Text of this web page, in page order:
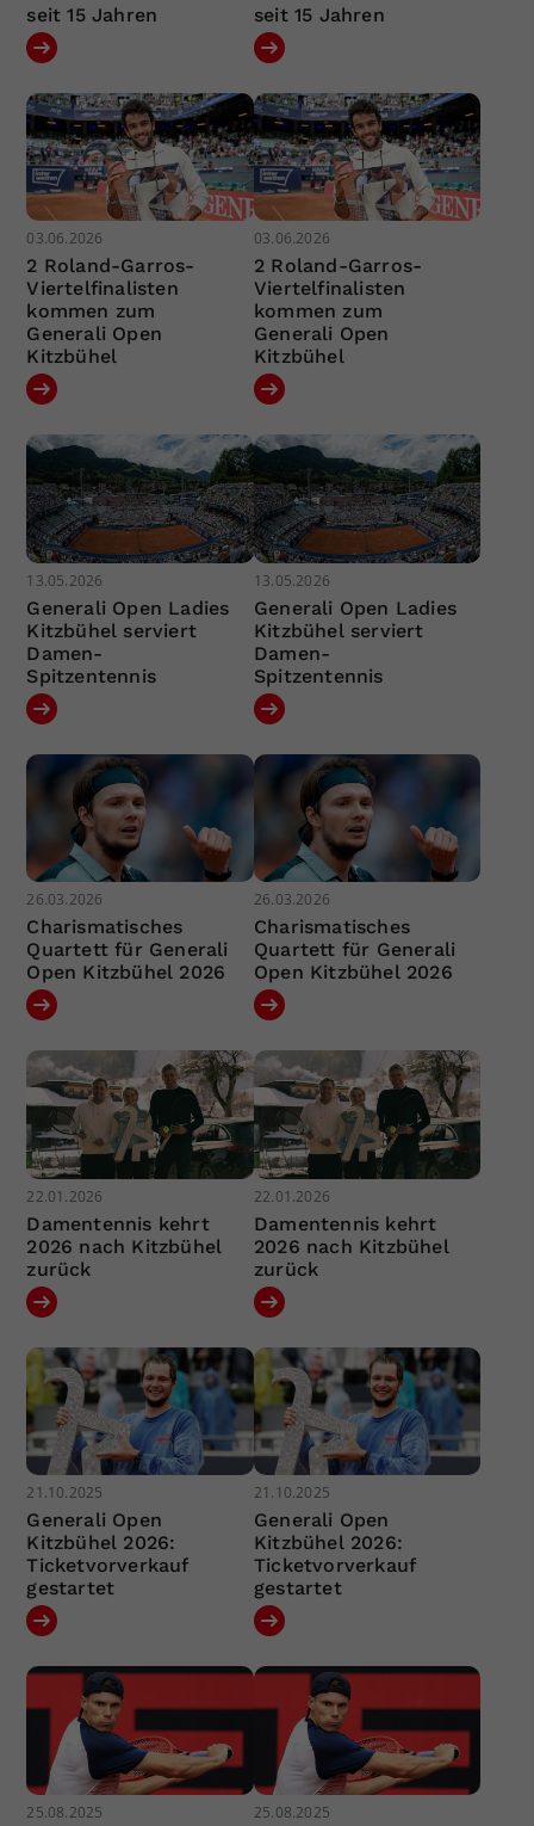
seit 15 Jahren
seit 15 Jahren
03.06.2026
2 Roland-Garros-
Viertelfinalisten
kommen zum
Generali Open
Kitzbühel
03.06.2026
2 Roland-Garros-
Viertelfinalisten
kommen zum
Generali Open
Kitzbühel
13.05.2026
Generali Open Ladies
Kitzbühel serviert
Damen-
Spitzentennis
13.05.2026
Generali Open Ladies
Kitzbühel serviert
Damen-
Spitzentennis
26.03.2026
Charismatisches
Quartett für Generali
Open Kitzbühel 2026
26.03.2026
Charismatisches
Quartett für Generali
Open Kitzbühel 2026
22.01.2026
Damentennis kehrt
2026 nach Kitzbühel
zurück
22.01.2026
Damentennis kehrt
2026 nach Kitzbühel
zurück
21.10.2025
Generali Open
Kitzbühel 2026:
Ticketvorverkauf
gestartet
21.10.2025
Generali Open
Kitzbühel 2026:
Ticketvorverkauf
gestartet
25.08.2025 25.08.2025